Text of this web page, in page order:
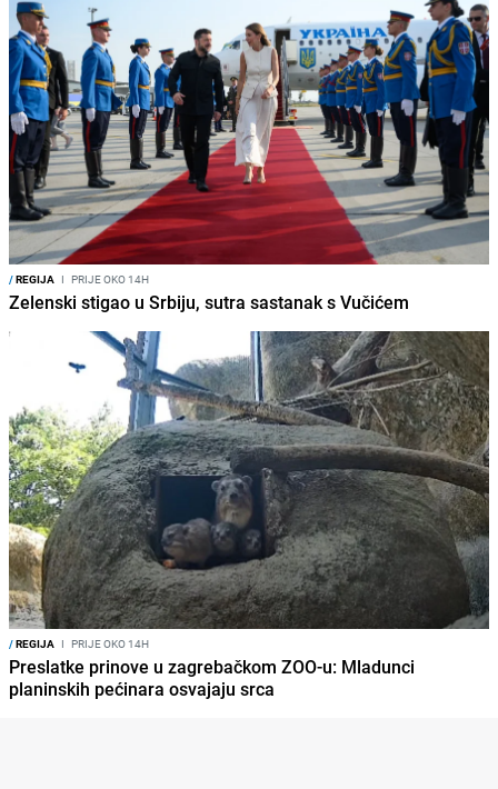
/REGIJA I PRIJE OKO 14H
Zelenski stigao u Srbiju, sutra sastanak s Vučićem
/REGIJA I PRIJE OKO 14H
Preslatke prinove u zagrebačkom ZOO-u: Mladunci
planinskih pećinara osvajaju srca